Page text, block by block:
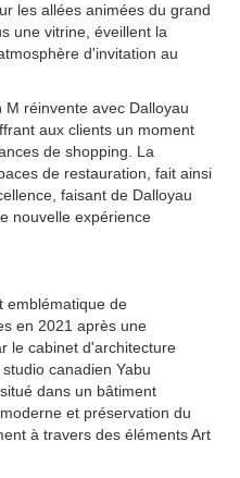
les allées animées du grand
une vitrine, éveillent la
d'invitation au
réinvente avec Dalloyau
aux clients un moment
de shopping. La
de restauration, fait ainsi
faisant de Dalloyau
nouvelle expérience
emblématique de
en 2021 après une
le cabinet d'architecture
canadien Yabu
dans un bâtiment
et préservation du
à travers des éléments Art